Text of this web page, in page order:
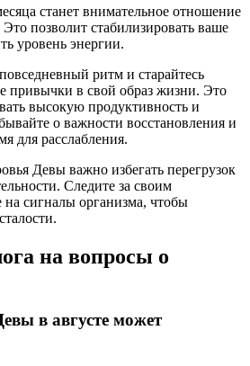
станет внимательное отношение
позволит стабилизировать ваше
уровень энергии.
ритм и старайтесь
привычки в свой образ жизни. Это
высокую продуктивность и
о важности восстановления и
для расслабления.
Девы важно избегать перегрузок
Следите за своим
на сигналы организма, чтобы
на вопросы о
в августе может